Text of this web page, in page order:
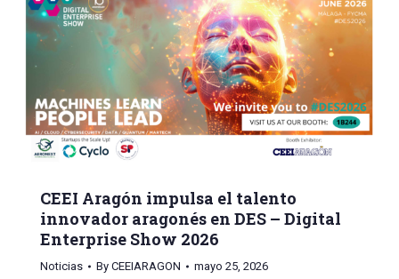
CEEI Aragón impulsa el talento
innovador aragonés en DES – Digital
Enterprise Show 2026
Noticias By CEEIARAGON mayo 25, 2026